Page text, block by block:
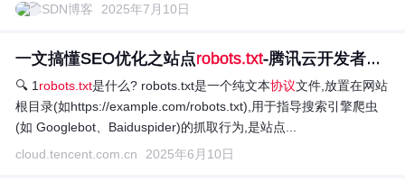
CSDN博客
2025年7月10日
一文搞懂SEO优化之站点robots.txt-腾讯云开发者社区...
🔍 1 robots.txt是什么? robots.txt是一个纯文本协议文件,放置在网站
根目录(如https://example.com/robots.txt),用于指导搜索引擎爬虫
(如 Googlebot、Baiduspider)的抓取行为,是站点...
cloud.tencent.com.cn
2025年6月10日